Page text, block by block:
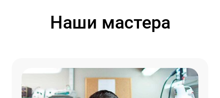
Наши мастера